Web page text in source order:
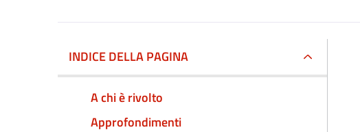
INDICE DELLA PAGINA
A chi è rivolto
Approfondimenti